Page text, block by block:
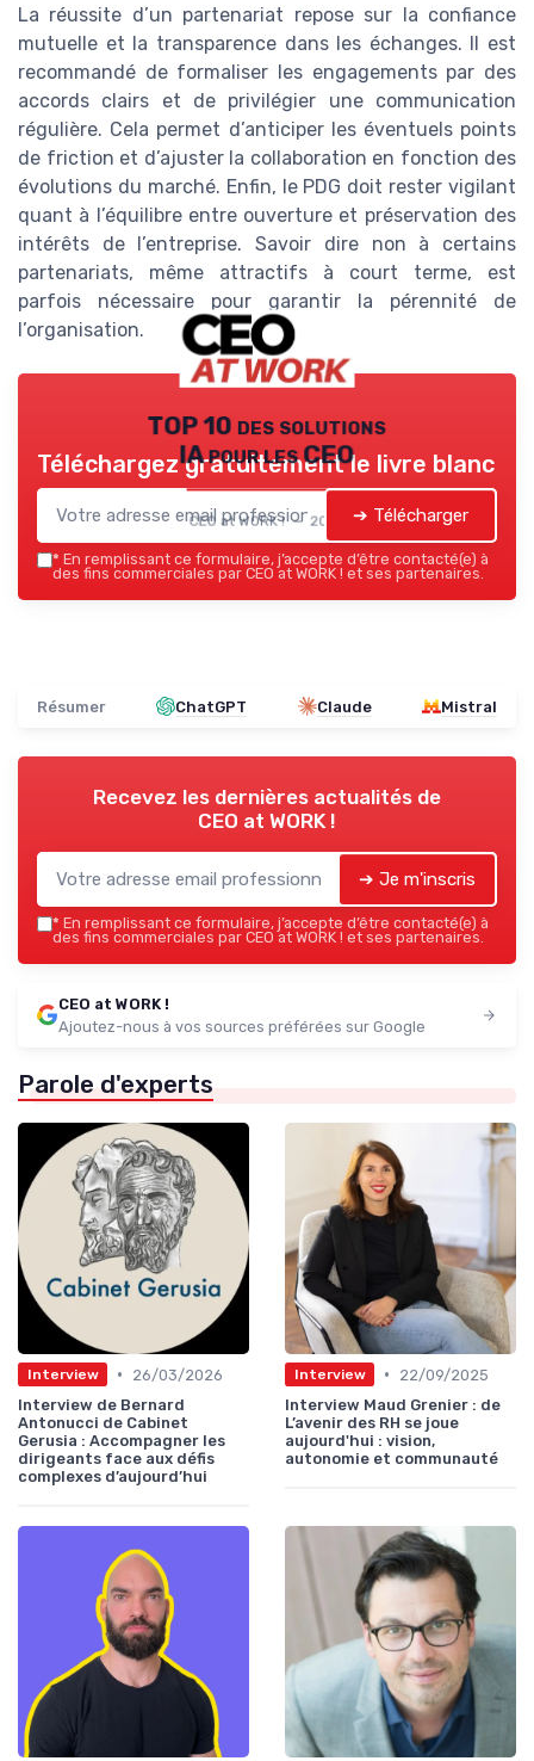
La réussite d’un partenariat repose sur la confiance
mutuelle et la transparence dans les échanges. Il est
recommandé de formaliser les engagements par des
accords clairs et de privilégier une communication
régulière. Cela permet d’anticiper les éventuels points
de friction et d’ajuster la collaboration en fonction des
évolutions du marché. Enfin, le PDG doit rester vigilant
quant à l’équilibre entre ouverture et préservation des
intérêts de l’entreprise. Savoir dire non à certains
partenariats, même attractifs à court terme, est
parfois nécessaire pour garantir la pérennité de
l’organisation.
TOP 10 des solutions
IA pour les CEO
CEO at WORK ! — 2026
Téléchargez gratuitement le livre blanc
➔ Télécharger
* En remplissant ce formulaire, j’accepte d’être contacté(e) à
des fins commerciales par CEO at WORK ! et ses partenaires.
Résumer ChatGPT Claude Mistral
Recevez les dernières actualités de
CEO at WORK !
➔ Je m'inscris
* En remplissant ce formulaire, j’accepte d’être contacté(e) à
des fins commerciales par CEO at WORK ! et ses partenaires.
CEO at WORK !
Ajoutez-nous à vos sources préférées sur Google
Parole d'experts
Interview •
26/03/2026
Interview de Bernard
Antonucci de Cabinet
Gerusia : Accompagner les
dirigeants face aux défis
complexes d’aujourd’hui
Interview •
22/09/2025
Interview Maud Grenier : de
L’avenir des RH se joue
aujourd'hui : vision,
autonomie et communauté